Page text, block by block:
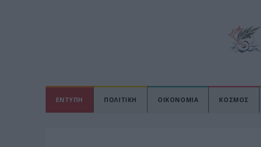
ΕΝΤΥΠΗ ΠΟΛΙΤΙΚΗ ΟΙΚΟΝΟΜΙΑ ΚΟΣΜΟΣ